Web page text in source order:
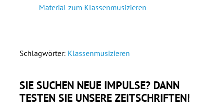
Material zum Klassenmusizieren
Schlagwörter: Klassenmusizieren
SIE SUCHEN NEUE IMPULSE? DANN
TESTEN SIE UNSERE ZEITSCHRIFTEN!